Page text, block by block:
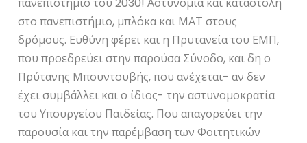
πανεπιστήμιο του 2030! Αστυνομία και καταστολή
στο πανεπιστήμιο, μπλόκα και ΜΑΤ στους
δρόμους. Ευθύνη φέρει και η Πρυτανεία του ΕΜΠ,
που προεδρεύει στην παρούσα Σύνοδο, και δη ο
Πρύτανης Μπουντουβής, που ανέχεται- αν δεν
έχει συμβάλλει και ο ίδιος- την αστυνομοκρατία
του Υπουργείου Παιδείας. Που απαγορεύει την
παρουσία και την παρέμβαση των Φοιτητικών